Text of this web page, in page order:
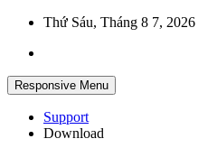
Skip
content
Thứ Sáu, Tháng 8 7, 2026
Responsive Menu
Support
Download